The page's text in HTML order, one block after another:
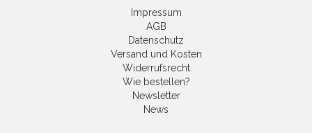
Impressum
AGB
Datenschutz
Versand und Kosten
Widerrufsrecht
Wie bestellen?
Newsletter
News